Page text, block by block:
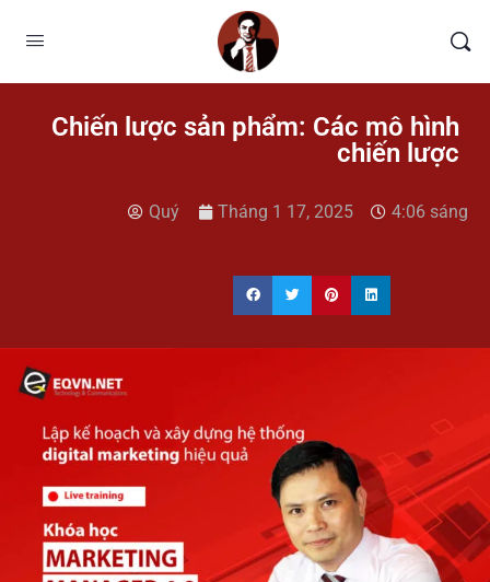
Chiến lược sản phẩm: Các mô hình
chiến lược
Quý Tháng 1 17, 2025 4:06 sáng